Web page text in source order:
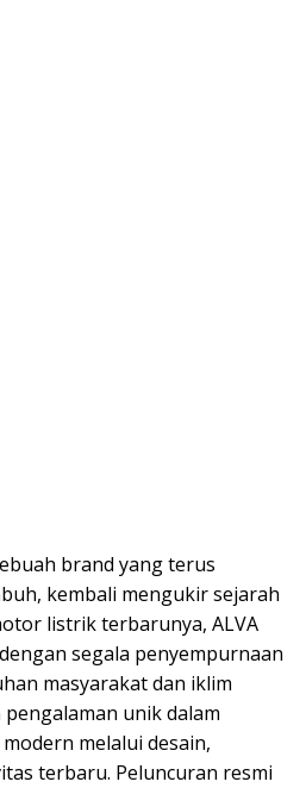
brand yang terus
kembali mengukir sejarah
listrik terbarunya, ALVA
segala penyempurnaan
masyarakat dan iklim
unik dalam
melalui desain,
terbaru. Peluncuran resmi